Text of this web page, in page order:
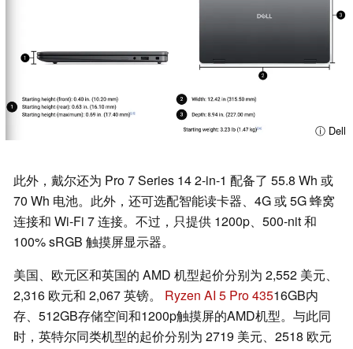
ⓘ Dell
此外，戴尔还为 Pro 7 Series 14 2-in-1 配备了 55.8 Wh 或
70 Wh 电池。此外，还可选配智能读卡器、4G 或 5G 蜂窝
连接和 Wi-Fi 7 连接。不过，只提供 1200p、500-nit 和
100% sRGB 触摸屏显示器。
美国、欧元区和英国的 AMD 机型起价分别为 2,552 美元、
2,316 欧元和 2,067 英镑。 Ryzen AI 5 Pro 43516GB内
存、512GB存储空间和1200p触摸屏的AMD机型。与此同
时，英特尔同类机型的起价分别为 2719 美元、2518 欧元